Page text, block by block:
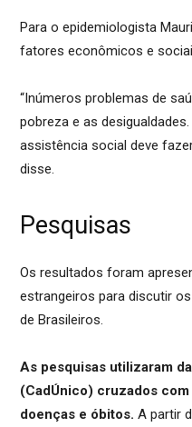
Para o epidemiologista
fatores econômicos e
“Inúmeros problemas de
pobreza e as
assistência social deve
disse.
Pesquisas
Os resultados foram
estrangeiros para discutir
de Brasileiros.
As pesquisas utilizaram
(CadÚnico) cruzados
doenças e óbitos. A partir